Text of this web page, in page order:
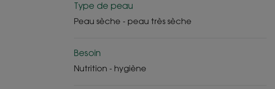
Type de peau
Peau sèche - peau très sèche
Besoin
Nutrition - hygiène